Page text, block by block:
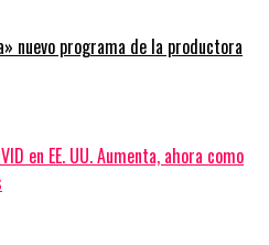
nuevo programa de la productora
en EE. UU. Aumenta, ahora como